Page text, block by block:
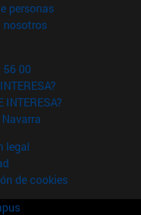
personas(abre en nueva
nosotros(abre en nueva
56 00
INTERESA?
legal
de cookies